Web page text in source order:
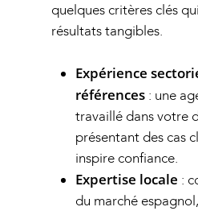
quelques critères clés
résultats tangibles.
Expérience
références : une
travaillé dans votre
présentant des cas
inspire confiance.
Expertise locale :
du marché